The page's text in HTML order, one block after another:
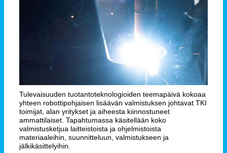
Tulevaisuuden tuotantoteknologioiden teemapäivä kokoaa
yhteen robottipohjaisen lisäävän valmistuksen johtavat TKI
toimijat, alan yritykset ja aiheesta kiinnostuneet
ammattilaiset. Tapahtumassa käsitellään koko
valmistusketjua laitteistoista ja ohjelmistoista
materiaaleihin, suunnitteluun, valmistukseen ja
jälkikäsittelyihin.